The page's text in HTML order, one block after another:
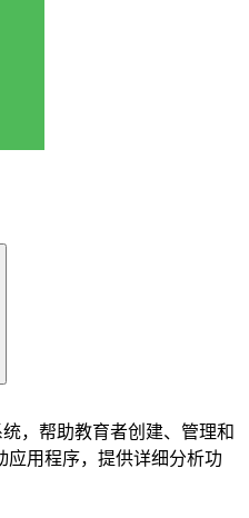
，帮助教育者创建、管理和
应用程序，提供详细分析功